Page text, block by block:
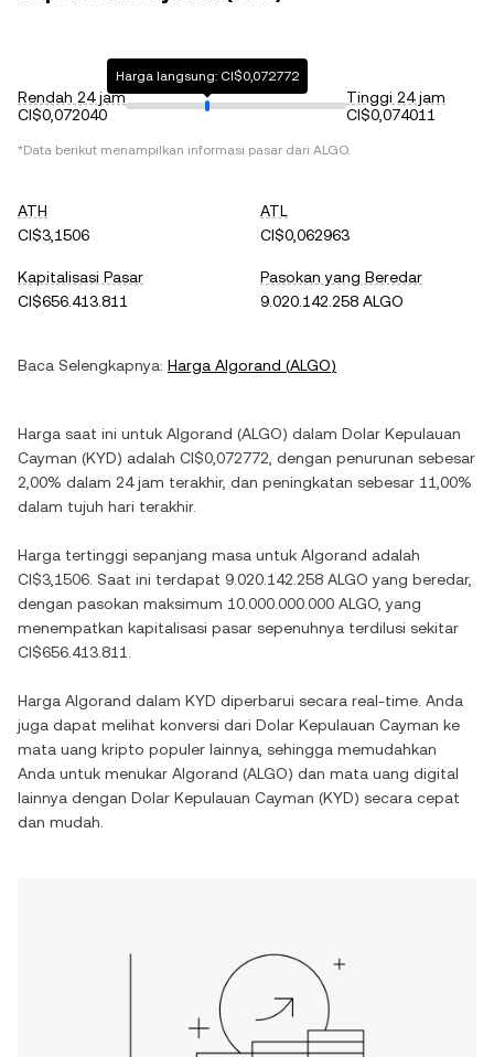
Rendah 24 jam
CI$0,072040
Harga langsung: CI$0,072772
Tinggi 24 jam
CI$0,074011
*Data berikut menampilkan informasi pasar dari ALGO.
ATH
CI$3,1506
ATL
CI$0,062963
Kapitalisasi Pasar
CI$656.413.811
Pasokan yang Beredar
9.020.142.258 ALGO
Baca Selengkapnya: Harga Algorand (ALGO)
Harga saat ini untuk Algorand (ALGO) dalam Dolar Kepulauan
Cayman (KYD) adalah CI$0,072772 , dengan penurunan sebesar
2,00% dalam 24 jam terakhir, dan peningkatan sebesar 11,00%
dalam tujuh hari terakhir.
Harga tertinggi sepanjang masa untuk Algorand adalah
CI$3,1506 . Saat ini terdapat 9.020.142.258 ALGO yang beredar,
dengan pasokan maksimum 10.000.000.000 ALGO , yang
menempatkan kapitalisasi pasar sepenuhnya terdilusi sekitar
CI$656.413.811
Harga Algorand dalam KYD diperbarui secara real-time. Anda
juga dapat melihat konversi dari Dolar Kepulauan Cayman ke
mata uang kripto populer lainnya, sehingga memudahkan
Anda untuk menukar Algorand (ALGO) dan mata uang digital
lainnya dengan Dolar Kepulauan Cayman (KYD) secara cepat
dan mudah.